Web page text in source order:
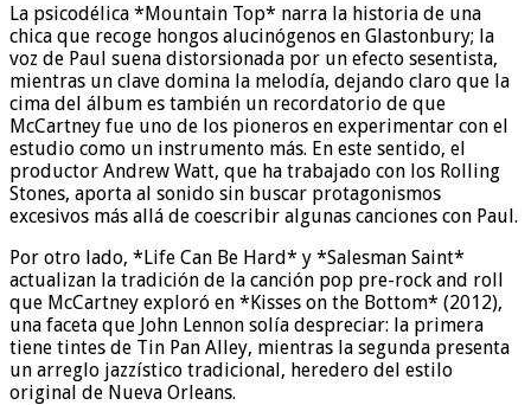
La psicodélica *Mountain Top* narra la historia de una
chica que recoge hongos alucinógenos en Glastonbury; la
voz de Paul suena distorsionada por un efecto sesentista,
mientras un clave domina la melodía, dejando claro que la
cima del álbum es también un recordatorio de que
McCartney fue uno de los pioneros en experimentar con el
estudio como un instrumento más. En este sentido, el
productor Andrew Watt, que ha trabajado con los Rolling
Stones, aporta al sonido sin buscar protagonismos
excesivos más allá de coescribir algunas canciones con Paul.
Por otro lado, *Life Can Be Hard* y *Salesman Saint*
actualizan la tradición de la canción pop pre-rock and roll
que McCartney exploró en *Kisses on the Bottom* (2012),
una faceta que John Lennon solía despreciar: la primera
tiene tintes de Tin Pan Alley, mientras la segunda presenta
un arreglo jazzístico tradicional, heredero del estilo
original de Nueva Orleans.